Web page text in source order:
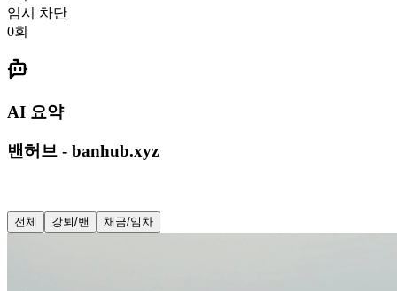
임시 차단
0회
AI 요약
밴허브 - banhub.xyz
전체 강퇴/밴 채금/임차